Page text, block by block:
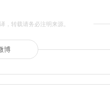
，转载请务必注明来源。
博